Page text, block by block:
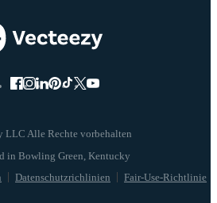
LLC Alle Rechte vorbehalten
Datenschutzrichlinien Fair-Use-Richtlinie